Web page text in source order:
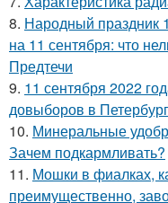
8. Народный праздник
на 11 сентября: что
Предтечи
9. 11 сентября 2022
довыборов в
10. Минеральные
Зачем подкармливать?
11. Мошки в фиалках,
преимущественно,